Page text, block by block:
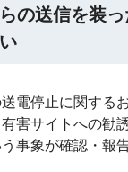
の送信を装
電停止に関する
害サイトへの勧
事象が確認・報